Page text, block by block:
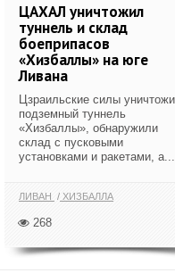
ЦАХАЛ уничтожил
туннель и склад
боеприпасов
«Хизбаллы» на юге
Ливана
Цзраильские силы
подземный туннель
«Хизбаллы», обнаружили
склад с пусковыми
установками и ракетами, а...
ЛИВАН ХИЗБАЛЛА
268